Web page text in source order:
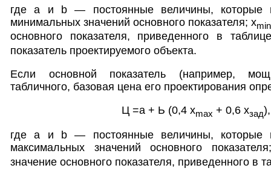
где а и b — постоянные величины, которые
минимальных значений основного показателя; xmin
основного показателя, приведенного в
показатель проектируемого объекта.
Если основной показатель (например,
табличного, базовая цена его проектирования
Ц =а + Ь (0,4 хmax + 0,6 хзад
где a и b — постоянные величины, которые
максимальных значений основного
значение основного показателя, приведенного в